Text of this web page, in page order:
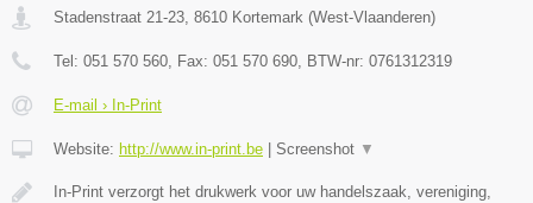
Stadenstraat 21-23 8610 Kortemark (West-Vlaanderen)
Tel: 051 570 560 , Fax: 051 570 690 , BTW-nr: 0761312319
E-mail › In-Print
Website: http://www.in-print.be | Screenshot ▼
In-Print verzorgt het drukwerk voor uw handelszaak, vereniging,